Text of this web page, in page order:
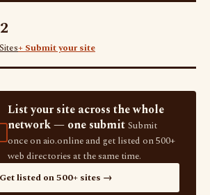
Sites+ Submit your site
List your site across the whole
network — one submit Submit
once on aio.online and get listed on 500+
web directories at the same time.
Get listed on 500+ sites →